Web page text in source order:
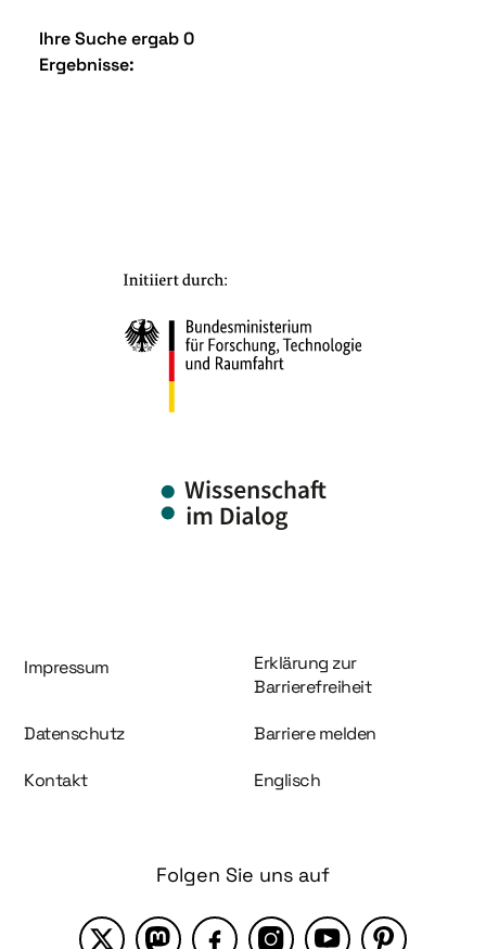
Ihre Suche ergab 0
Ergebnisse:
Information und Service
Impressum
Erklärung zur
Barrierefreiheit
Datenschutz Barriere melden
Kontakt Englisch
Folgen Sie uns auf